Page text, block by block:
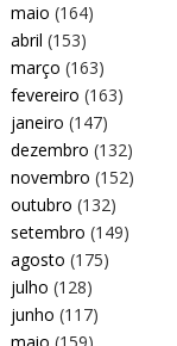
maio (164)
abril (153)
março (163)
fevereiro (163)
janeiro (147)
dezembro (132)
novembro (152)
outubro (132)
setembro (149)
agosto (175)
julho (128)
junho (117)